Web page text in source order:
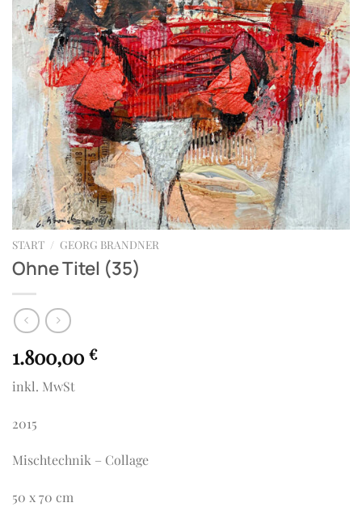
START / GEORG BRANDNER
Ohne Titel (35)
1.800,00 €
inkl. MwSt
2015
Mischtechnik – Collage
50 x 70 cm